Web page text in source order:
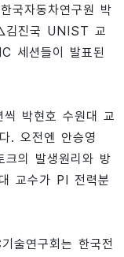
국자동차연구원 박
김진국 UNIST 교
션들이 발표된
씩 박현호 수원대 교
. 오전엔 안승영
의 발생원리와 방
교수가 PI 전력분
술연구회는 한국전